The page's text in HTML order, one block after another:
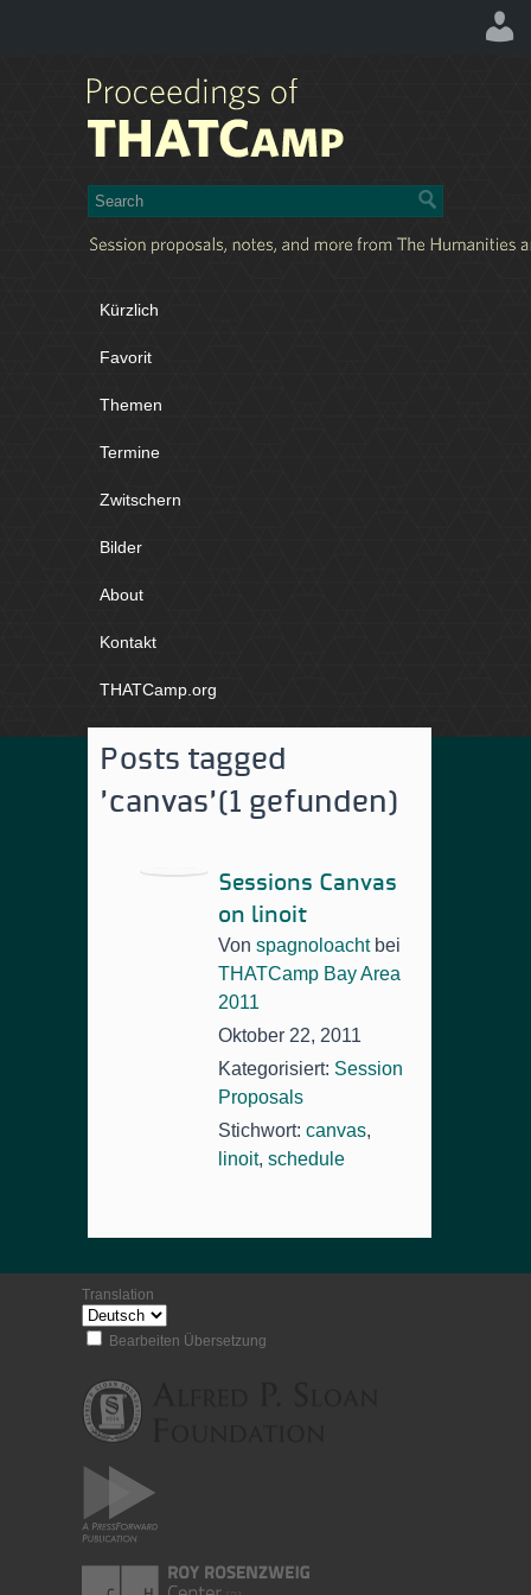
Kürzlich
Favorit
Themen
Termine
Zwitschern
Bilder
About
Kontakt
THATCamp.org
Posts tagged
'canvas'(1 gefunden)
Sessions Canvas
on linoit
Von spagnoloacht bei
THATCamp Bay Area
2011
Oktober 22, 2011
Kategorisiert: Session
Proposals
Stichwort: canvas,
linoit, schedule
Translation
Bearbeiten Übersetzung